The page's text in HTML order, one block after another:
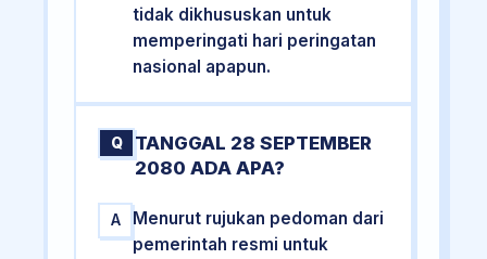
tidak dikhususkan untuk
memperingati hari peringatan
nasional apapun.
Q
TANGGAL 28 SEPTEMBER
2080 ADA APA?
A
Menurut rujukan pedoman dari
pemerintah resmi untuk